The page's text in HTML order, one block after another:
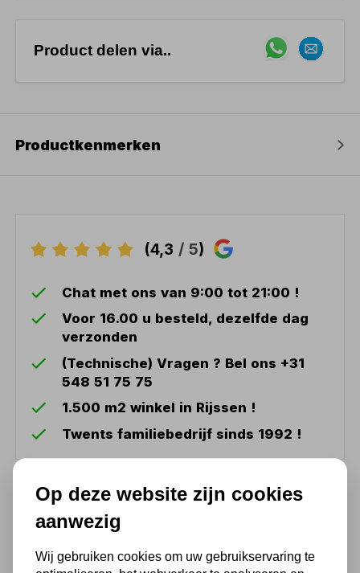
Product delen via..
Productkenmerken
(4,3 / 5)
Chat met ons van 9:00 tot 21:00 !
Voor 16.00 u besteld, dezelfde dag
verzonden
(Technische) Vragen ? Bel ons +31
548 51 75 75
1.500 m2 winkel in Rijssen !
Twents familiebedrijf sinds 1992 !
Ook handig
Op deze website zijn cookies
aanwezig
Wij gebruiken cookies om uw gebruikservaring te